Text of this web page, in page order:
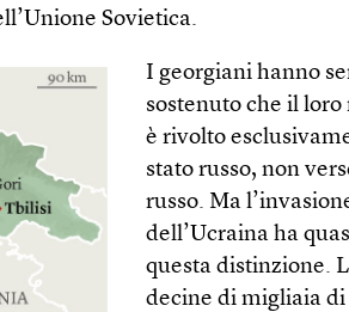
Sovietica.
I georgiani hanno
sostenuto che il
è rivolto
stato russo, non
russo. Ma
dell’Ucraina ha
questa distinzione.
decine di migliaia di